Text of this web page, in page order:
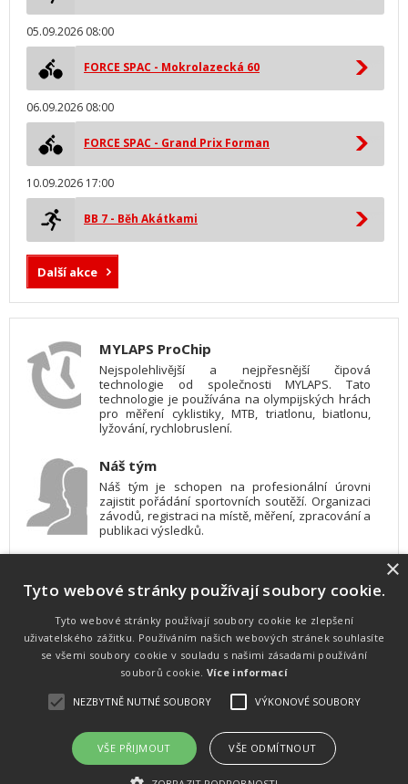
05.09.2026 08:00
FORCE SPAC - Mokrolazecká 60
06.09.2026 08:00
FORCE SPAC - Grand Prix Forman
10.09.2026 17:00
BB 7 - Běh Akátkami
Další akce
MYLAPS ProChip
Nejspolehlivější a nejpřesnější čipová
technologie od společnosti MYLAPS. Tato
technologie je používána na olympijských hrách
pro měření cyklistiky, MTB, triatlonu, biatlonu,
lyžování, rychlobruslení.
Náš tým
Náš tým je schopen na profesionální úrovni
zajistit pořádání sportovních soutěží. Organizaci
závodů, registraci na místě, měření, zpracování a
publikaci výsledků.
Pro měření, zpracování a publikaci výsledků
používáme software vyvinutý na zakázku. Lze
online publikovat výsledky komentátorovi na
obrazovky a s nepatrným zpožděním na
webových stránkách.
souhlasu zakázáno.
Zabýváme se časomírou, výsledkovým servisem na různých malých i velkých sportovních
akcích a také přímo pořádáním sportovních akcí.
×
Tyto webové stránky používají soubory cookie.
Tyto webové stránky používají soubory cookie ke zlepšení
uživatelského zážitku. Používáním našich webových stránek souhlasíte
se všemi soubory cookie v souladu s našimi zásadami používání
souborů cookie. Více informací
NEZBYTNĚ NUTNÉ SOUBORY VÝKONOVÉ SOUBORY
VŠE PŘIJMOUT VŠE ODMÍTNOUT